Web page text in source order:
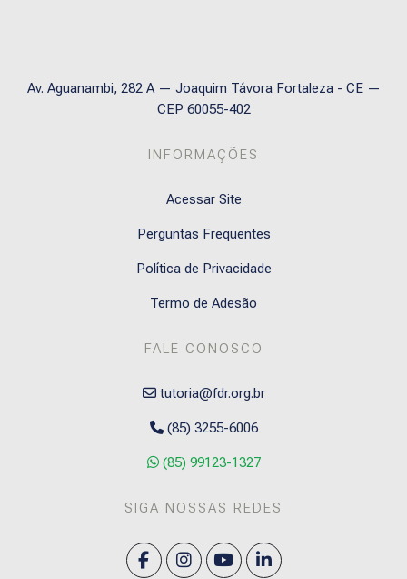
Av. Aguanambi, 282 A — Joaquim Távora Fortaleza - CE —
CEP 60055-402
INFORMAÇÕES
Acessar Site
Perguntas Frequentes
Política de Privacidade
Termo de Adesão
FALE CONOSCO
tutoria@fdr.org.br
(85) 3255-6006
(85) 99123-1327
SIGA NOSSAS REDES